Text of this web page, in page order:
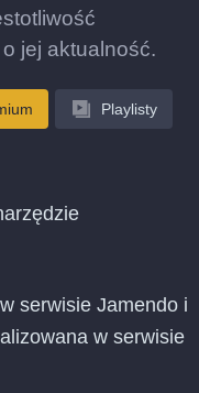
jej aktualność.
Playlisty
serwisie Jamendo i
w serwisie